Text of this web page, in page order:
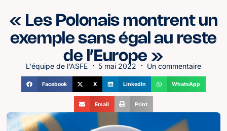
« Les Polonais montrent un
exemple sans égal au reste
de l’Europe »
L'équipe de l'ASFE 5 mai 2022 Un commentaire
Facebook X LinkedIn WhatsApp
Email Print